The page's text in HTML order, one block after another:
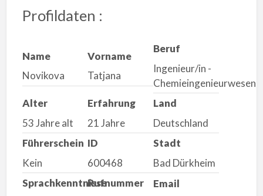
Profildaten :
Name
Novikova
Vorname
Tatjana
Beruf
Ingenieur/in -
Chemieingenieurwesen
Alter
53 Jahre alt
Erfahrung
21 Jahre
Land
Deutschland
Führerschein
Kein
ID
600468
Stadt
Bad Dürkheim
SprachkenntnisseRufnummer
Email